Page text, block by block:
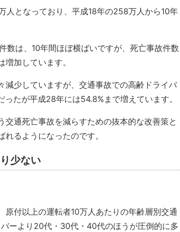
人となっており、平成18年の258万人から10年
数は、10年間ほぼ横ばいですが、死亡事故件数
加しています。
減少していますが、交通事故での高齢ドライバ
たが平成28年には54.8%まで増えています。
通死亡事故を減らすための抜本的な改善策と
るようになったのです。
少ない
付以上の運転者10万人あたりの年齢層別交通
ーより20代・30代・40代のほうが圧倒的に多